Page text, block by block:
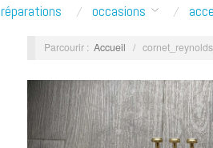
réparations occasions
Parcourir : Accueil /